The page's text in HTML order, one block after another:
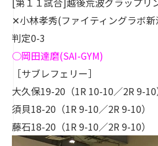
✕小林孝秀(ファイティングラボ新
判定0-3
○岡田達磨(SAI-GYM)
［サブレフェリー］
大久保19-20（1R 10-10／2R 9-10
須貝18-20（1R 9-10／2R 9-10）
藤石18-20（1R 9-10／2R 9-10）